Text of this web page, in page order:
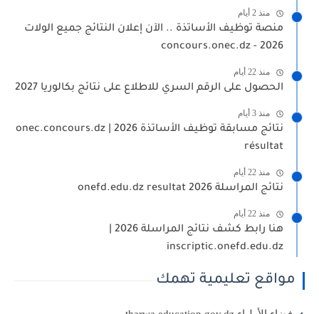
منذ 2 أيام
منصة توظيف الأساتذة .. الآن إعلان النتائج جميع الولات
2026 - concours.onec.dz
منذ 22 أيام
الحصول على الرقم السري للاطلاع على نتائج بكالوريا 2027
منذ 3 أيام
نتائج مسابقة توظيف الأساتذة 2026 | onec.concours.dz
résultat
منذ 22 أيام
نتائج المراسلة 2026 onefd.edu.dz resultat
منذ 22 أيام
هنا رابط كشف نتائج المراسلة 2026 |
inscriptic.onefd.edu.dz
مواقع تعليمية تهمك